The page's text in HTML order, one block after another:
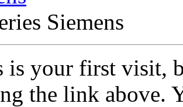
Siemens
is your first visit,
the link above.